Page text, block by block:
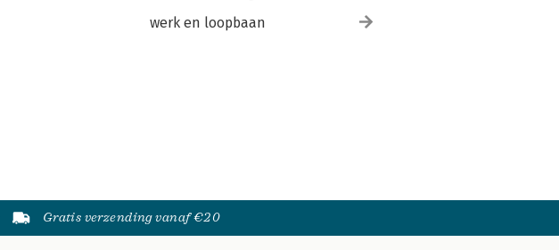
werk en loopbaan
Gratis verzending vanaf €20